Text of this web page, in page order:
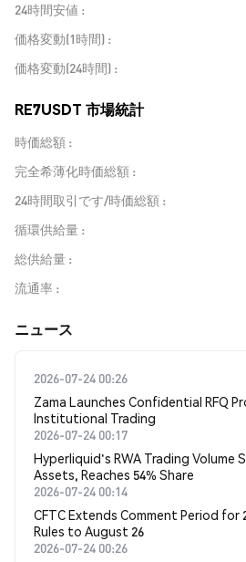
24時間安値
価格変動(1時間)
価格変動(24時間)
RE7USDT 市場統計
時価総額
完全希薄化時価総額
24時間取引です/時価総額
循環供給量
総供給量
流通率
​​ニュース​​
2026-07-24 00:26
Zama Launches Confidential RFQ
Institutional Trading
2026-07-24 00:17
Hyperliquid's RWA Trading Volume
Assets, Reaches 54% Share
2026-07-24 00:14
CFTC Extends Comment Period for
Rules to August 26
2026-07-24 00:26